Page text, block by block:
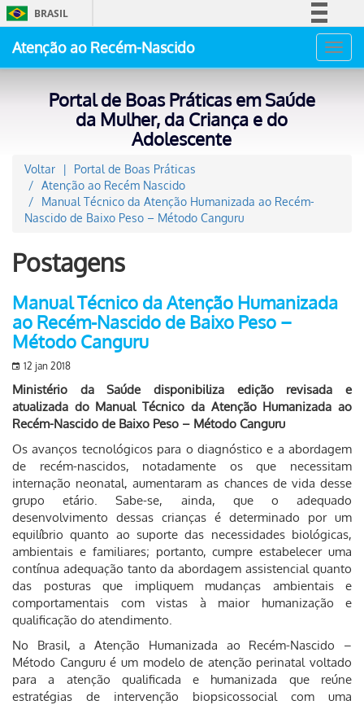
BRASIL
Acesso à informação
Atenção ao Recém-Nascido
Portal de Boas Práticas em Saúde
da Mulher, da Criança e do
Adolescente
Voltar
Portal de Boas Práticas
Atenção ao Recém Nascido
Manual Técnico da Atenção Humanizada ao Recém-
Nascido de Baixo Peso – Método Canguru
Postagens
Manual Técnico da Atenção Humanizada
ao Recém-Nascido de Baixo Peso –
Método Canguru
12 jan 2018
Ministério da Saúde disponibiliza edição revisada e
atualizada do Manual Técnico da Atenção Humanizada ao
Recém-Nascido de Baixo Peso – Método Canguru
Os avanços tecnológicos para o diagnóstico e a abordagem
de recém-nascidos, notadamente os que necessitam
internação neonatal, aumentaram as chances de vida desse
grupo etário. Sabe-se, ainda, que o adequado
desenvolvimento dessas crianças é determinado por um
equilíbrio quanto ao suporte das necessidades biológicas,
ambientais e familiares; portanto, cumpre estabelecer uma
contínua adequação tanto da abordagem assistencial quanto
das posturas que impliquem mudanças ambientais e
comportamentais com vistas à maior humanização e
qualificação do atendimento.
No Brasil, a Atenção Humanizada ao Recém-Nascido –
Método Canguru é um modelo de atenção perinatal voltado
para a atenção qualificada e humanizada que reúne
estratégias de intervenção biopsicossocial com uma